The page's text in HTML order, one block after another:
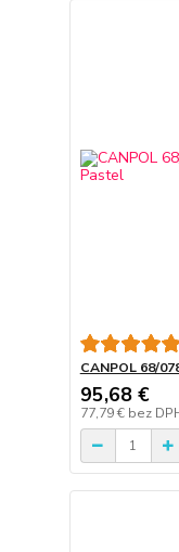
CANPOL 68/
95,68 €
77,79 € bez